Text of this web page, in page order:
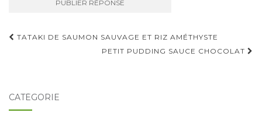
Navigation
TATAKI DE SAUMON SAUVAGE ET RIZ AMÉTHYSTE
PETIT PUDDING SAUCE CHOCOLAT
CATÉGORIE